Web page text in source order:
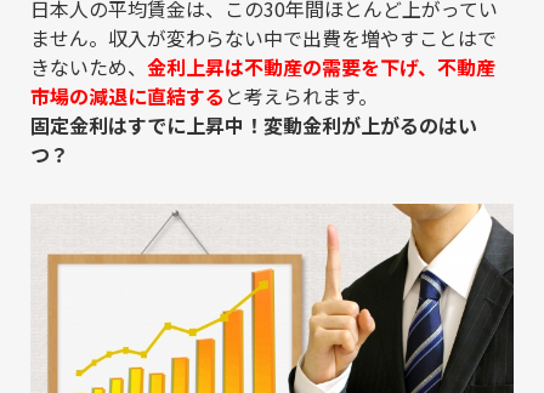
日本人の平均賃金は、この30年間ほとんど上がってい
ません。収入が変わらない中で出費を増やすことはで
きないため、 金利上昇は不動産の需要を下げ、不動産
市場の減退に直結する と考えられます。
固定金利はすでに上昇中！変動金利が上がるのはい
つ？